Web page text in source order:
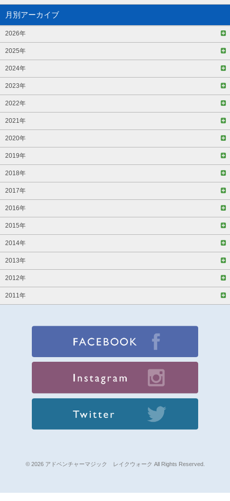
月別アーカイブ
2026年
2025年
2024年
2023年
2022年
2021年
2020年
2019年
2018年
2017年
2016年
2015年
2014年
2013年
2012年
2011年
© 2026 アドベンチャーマジック レイクウォーク All Rights Reserved.